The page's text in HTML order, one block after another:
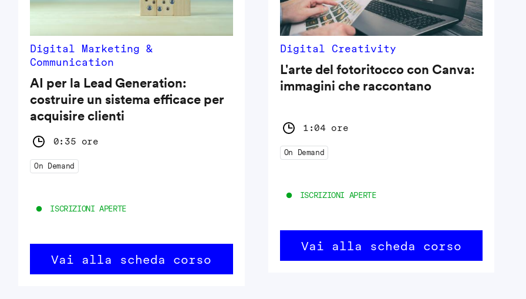
Digital Marketing &
Communication
AI per la Lead Generation:
costruire un sistema efficace per
acquisire clienti
0:35 ore
On Demand
ISCRIZIONI APERTE
Vai alla scheda corso
Digital Creativity
L'arte del fotoritocco con Canva:
immagini che raccontano
1:04 ore
On Demand
ISCRIZIONI APERTE
Vai alla scheda corso